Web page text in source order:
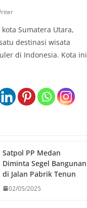
Sumatera Utara,
destinasi wisata
di Indonesia. Kota ini
Satpol PP Medan
Diminta Segel Bangunan
di Jalan Pabrik Tenun
02/05/2025